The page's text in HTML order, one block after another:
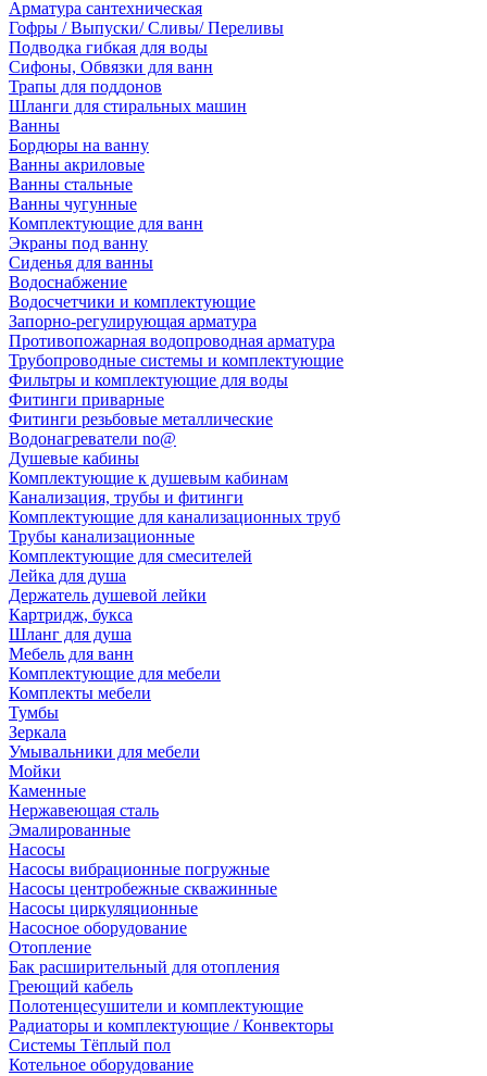
Арматура сантехническая
Гофры / Выпуски/ Сливы/ Переливы
Подводка гибкая для воды
Сифоны, Обвязки для ванн
Трапы для поддонов
Шланги для стиральных машин
Ванны
Бордюры на ванну
Ванны акриловые
Ванны стальные
Ванны чугунные
Комплектующие для ванн
Экраны под ванну
Сиденья для ванны
Водоснабжение
Водосчетчики и комплектующие
Запорно-регулирующая арматура
Противопожарная водопроводная арматура
Трубопроводные системы и комплектующие
Фильтры и комплектующие для воды
Фитинги приварные
Фитинги резьбовые металлические
Водонагреватели no@
Душевые кабины
Комплектующие к душевым кабинам
Канализация, трубы и фитинги
Комплектующие для канализационных труб
Трубы канализационные
Комплектующие для смесителей
Лейка для душа
Держатель душевой лейки
Картридж, букса
Шланг для душа
Мебель для ванн
Комплектующие для мебели
Комплекты мебели
Тумбы
Зеркала
Умывальники для мебели
Мойки
Каменные
Нержавеющая сталь
Эмалированные
Насосы
Насосы вибрационные погружные
Насосы центробежные скважинные
Насосы циркуляционные
Насосное оборудование
Отопление
Бак расширительный для отопления
Греющий кабель
Полотенцесушители и комплектующие
Радиаторы и комплектующие / Конвекторы
Системы Тёплый пол
Котельное оборудование